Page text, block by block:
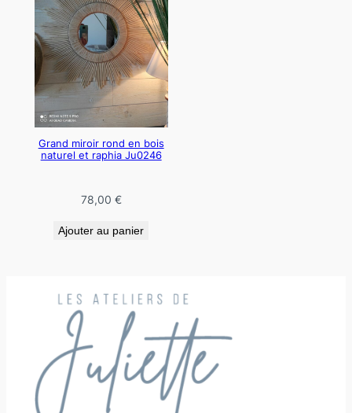
Grand miroir rond en bois
naturel et raphia Ju0246
78,00 €
Ajouter au panier